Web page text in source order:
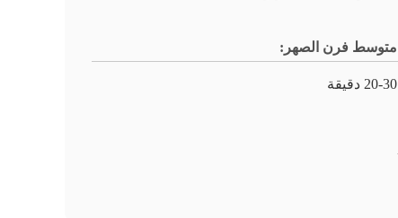
متوسط ​​فرن الصهر:
20-30 دقيقة